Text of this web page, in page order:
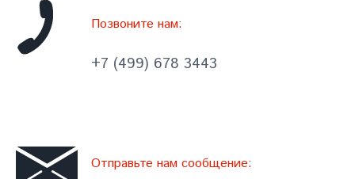
Позвоните нам:
+7 (499) 678 3443
Отправьте нам сообщение: